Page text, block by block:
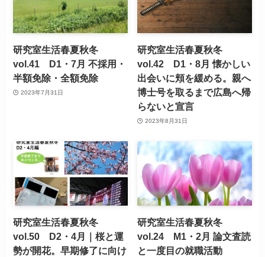
研究室生活春夏秋冬
vol.41 D1・7月 不採用・
半額免除・全額免除
2023年7月31日
研究室生活春夏秋冬
vol.42 D1・8月 懐かしい
出会いに頬を緩める。親へ
博士号を取るまで広島へ帰
らないと宣言
2023年8月31日
研究室生活春夏秋冬
vol.50 D2・4月｜桜と運
勢が開花。早期修了に向け
研究室生活春夏秋冬
vol.24 M1・2月 論文査読
と一度目の就職活動